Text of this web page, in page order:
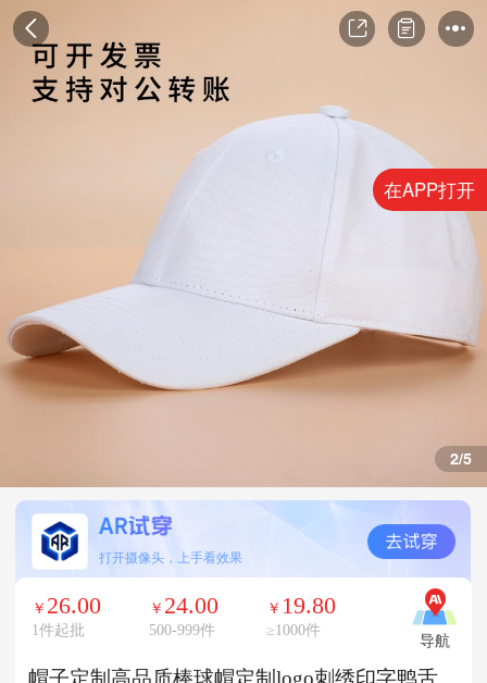
在APP打开
3/5
打开摄像头，上手看效果
￥ 26.00
1件起批
￥ 24.00
500-999件
￥ 19.80
≥1000件 导航
帽子定制高品质棒球帽定制logo刺绣印字鸭舌